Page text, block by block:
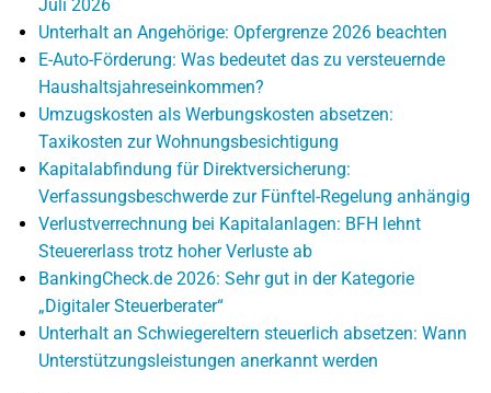
Juli 2026
Unterhalt an Angehörige: Opfergrenze 2026 beachten
E-Auto-Förderung: Was bedeutet das zu versteuernde
Haushaltsjahreseinkommen?
Umzugskosten als Werbungskosten absetzen:
Taxikosten zur Wohnungsbesichtigung
Kapitalabfindung für Direktversicherung:
Verfassungsbeschwerde zur Fünftel-Regelung anhängig
Verlustverrechnung bei Kapitalanlagen: BFH lehnt
Steuererlass trotz hoher Verluste ab
BankingCheck.de 2026: Sehr gut in der Kategorie
„Digitaler Steuerberater“
Unterhalt an Schwiegereltern steuerlich absetzen: Wann
Unterstützungsleistungen anerkannt werden